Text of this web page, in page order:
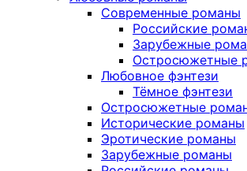
Современные романы
Российские
Зарубежные
Остросюжетные
Любовное фэнтези
Тёмное фэнтези
Остросюжетные
Исторические романы
Эротические романы
Зарубежные романы